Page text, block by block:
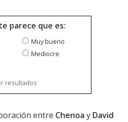
parece que es:
Muy bueno
Mediocre
resultados
entre Chenoa y David